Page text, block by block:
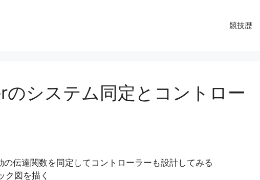
競技歴
システム同定とコントロー
伝達関数を同定してコントローラーも設計してみる
図を描く